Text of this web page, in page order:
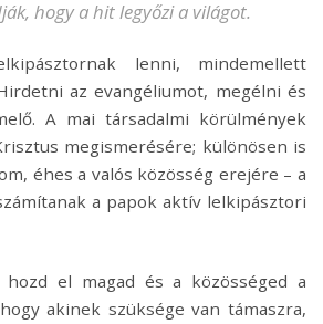
hogy a hit legyőzi a világot.
lenni, mindemellett
az evangéliumot, megélni és
A mai társadalmi körülmények
megismerésére; különösen is
éhes a valós közösség erejére – a
a papok aktív lelkipásztori
el magad és a közösséged a
akinek szüksége van támaszra,